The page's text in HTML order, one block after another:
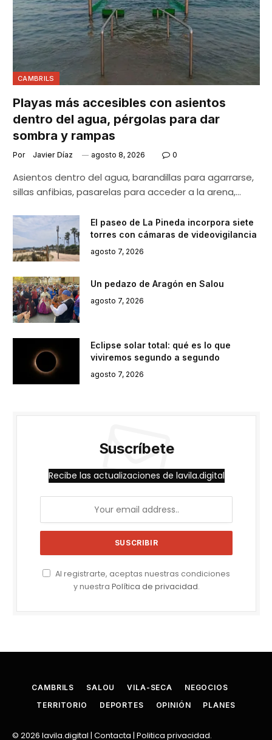
CAMBRILS
Playas más accesibles con asientos
dentro del agua, pérgolas para dar
sombra y rampas
Por Javier Díaz agosto 8, 2026 0
Asientos dentro del agua, barandillas para agarrarse,
sillas anfibias, pasarelas para acceder a la arena,…
El paseo de La Pineda incorpora siete
torres con cámaras de videovigilancia
agosto 7, 2026
Un pedazo de Aragón en Salou
agosto 7, 2026
Eclipse solar total: qué es lo que
viviremos segundo a segundo
agosto 7, 2026
Suscríbete
Recibe las actualizaciones de lavila.digital
Al registrarte, aceptas nuestras condiciones
y nuestra Política de privacidad.
CAMBRILS SALOU VILA-SECA
NEGOCIOS
TERRITORIO
DEPORTES OPINIÓN PLANES
© 2026 lavila.digital | Contacta | Politica privacidad.